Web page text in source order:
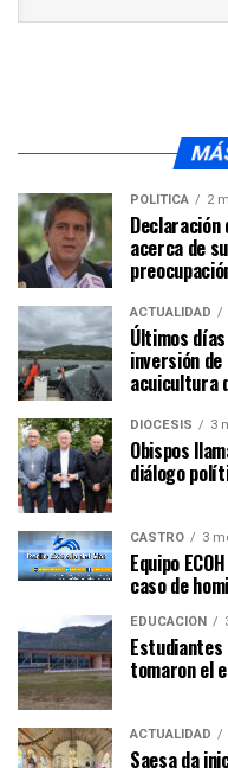
POLÍTICA 2
Declaración
acerca de
ACTUALIDAD
Últimos
inversión
acuicultura
DIÓCESIS 3
Obispos
diálogo
CASTRO 3
Equipo
caso de
EDUCACIÓN
Estudiantes
tomaron el
ACTUALIDAD
Saesa da